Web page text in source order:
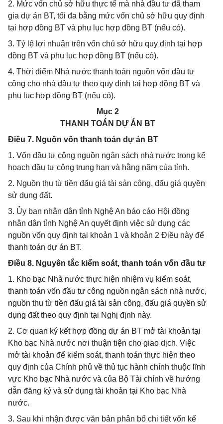
2. Mức vốn chủ sở hữu thực tế mà nhà đầu tư đã tham
gia dự án BT, tối đa bằng mức vốn chủ sở hữu quy định
tại hợp đồng BT và phụ lục hợp đồng BT (nếu có).
3. Tỷ lệ lợi nhuận trên vốn chủ sở hữu quy định tại hợp
đồng BT và phụ lục hợp đồng BT (nếu có).
4. Thời điểm Nhà nước thanh toán nguồn vốn đầu tư
công cho nhà đầu tư theo quy định tại hợp đồng BT và
phụ lục hợp đồng BT (nếu có).
Mục 2
THANH TOÁN DỰ ÁN BT
Điều 7. Nguồn vốn thanh toán dự án BT
1. Vốn đầu tư công nguồn ngân sách nhà nước trong kế
hoạch đầu tư công trung hạn và hằng năm của tỉnh.
2. Nguồn thu từ tiền đấu giá tài sản công, đấu giá quyền
sử dụng đất.
3. Ủy ban nhân dân tỉnh Nghệ An báo cáo Hội đồng
nhân dân tỉnh Nghệ An quyết định việc sử dụng các
nguồn vốn quy định tại khoản 1 và khoản 2 Điều này để
thanh toán dự án BT.
Điều 8. Nguyên tắc kiểm soát, thanh toán vốn đầu tư
1. Kho bạc Nhà nước thực hiện nhiệm vụ kiểm soát,
thanh toán vốn đầu tư công nguồn ngân sách nhà nước,
nguồn thu từ tiền đấu giá tài sản công, đấu giá quyền sử
dụng đất theo quy định tại Nghị định này.
2. Cơ quan ký kết hợp đồng dự án BT mở tài khoản tại
Kho bạc Nhà nước nơi thuận tiện cho giao dịch. Việc
mở tài khoản để kiểm soát, thanh toán thực hiện theo
quy định của Chính phủ về thủ tục hành chính thuộc lĩnh
vực Kho bạc Nhà nước và của Bộ Tài chính về hướng
dẫn đăng ký và sử dụng tài khoản tại Kho bạc Nhà
nước.
3. Sau khi nhận được văn bản phân bổ chi tiết vốn kế